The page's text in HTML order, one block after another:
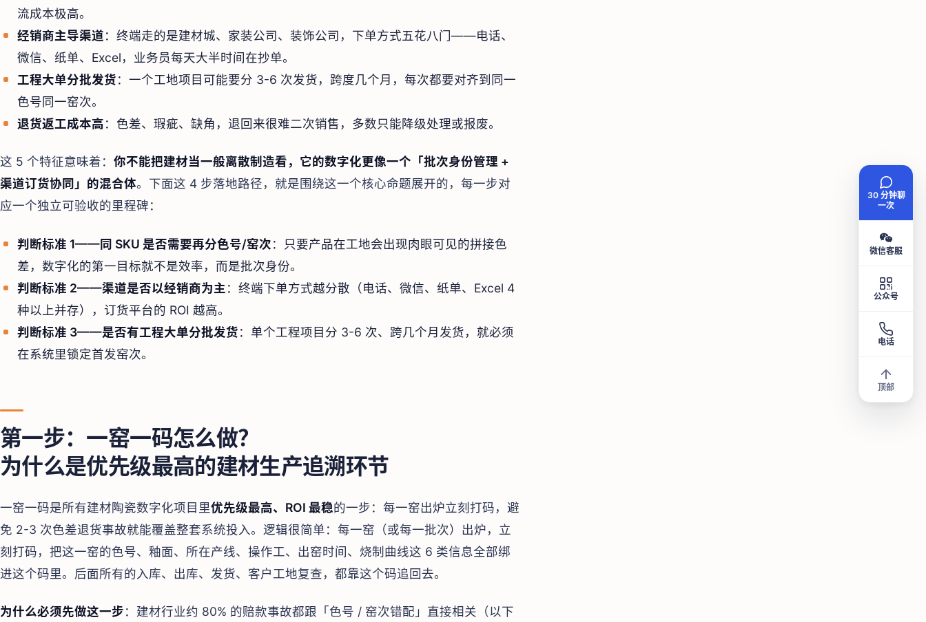
流成本极高。
经销商主导渠道：终端走的是建材城、家装公司、装饰公司，下单方式五花八门——电话、
微信、纸单、Excel，业务员每天大半时间在抄单。
工程大单分批发货：一个工地项目可能要分 3-6 次发货，跨度几个月，每次都要对齐到同一
色号同一窑次。
退货返工成本高：色差、瑕疵、缺角，退回来很难二次销售，多数只能降级处理或报废。
这 5 个特征意味着： 你不能把建材当一般离散制造看，它的数字化更像一个「批次身份管理 +
渠道订货协同」的混合体。下面这 4 步落地路径，就是围绕这一个核心命题展开的，每一步对
应一个独立可验收的里程碑：
判断标准 1——同 SKU 是否需要再分色号/窑次：只要产品在工地会出现肉眼可见的拼接色
差，数字化的第一目标就不是效率，而是批次身份。
判断标准 2——渠道是否以经销商为主 ：终端下单方式越分散（电话、微信、纸单、Excel 4
种以上并存），订货平台的 ROI 越高。
判断标准 3——是否有工程大单分批发货：单个工程项目分 3-6 次、跨几个月发货，就必须
在系统里锁定首发窑次。
第一步：一窑一码怎么做？
为什么是优先级最高的建材生产追溯环节
一窑一码是所有建材陶瓷数字化项目里优先级最高、ROI 最稳的一步：每一窑出炉立刻打码，避
免 2-3 次色差退货事故就能覆盖整套系统投入。逻辑很简单：每一窑（或每一批次）出炉，立
刻打码，把这一窑的色号、釉面、所在产线、操作工、出窑时间、烧制曲线这 6 类信息全部绑
进这个码里。后面所有的入库、出库、发货、客户工地复查，都靠这个码追回去。
为什么必须先做这一步：建材行业约 80% 的赔款事故都跟「色号 / 窑次错配」直接相关（以下
30 分钟聊
一次
微信客服
公众号
电话
顶部